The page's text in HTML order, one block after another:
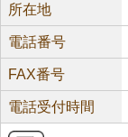
所在地
電話番号
FAX番号
電話受付時間